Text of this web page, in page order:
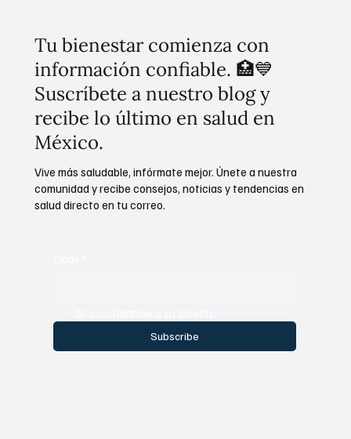
Tu bienestar comienza con
información confiable. 🏥💙
Suscríbete a nuestro blog y
recibe lo último en salud en
México.
Subscribe
Vive más saludable, infórmate mejor. Únete a nuestra
comunidad y recibe consejos, noticias y tendencias en
salud directo en tu correo.